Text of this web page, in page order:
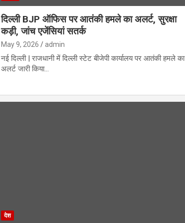
दिल्ली BJP ऑफिस पर आतंकी हमले का अलर्ट, सुरक्षा
कड़ी, जांच एजेंसियां सतर्क
May 9, 2026 admin
नई दिल्ली | राजधानी में दिल्ली स्टेट बीजेपी कार्यालय पर आतंकी हमले का
अलर्ट जारी किया…
देश